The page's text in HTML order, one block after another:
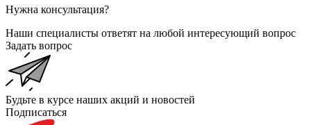
Нужна консультация?
Наши специалисты ответят на любой интересующий вопрос
Задать вопрос
Будьте в курсе наших акций и новостей
Подписаться